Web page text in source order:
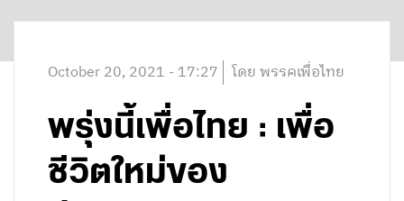
October 20, 2021 - 17:27 โดย พรรคเพื่อไทย
พรุ่งนี้เพื่อไทย : เพื่อ
ชีวิตใหม่ของ